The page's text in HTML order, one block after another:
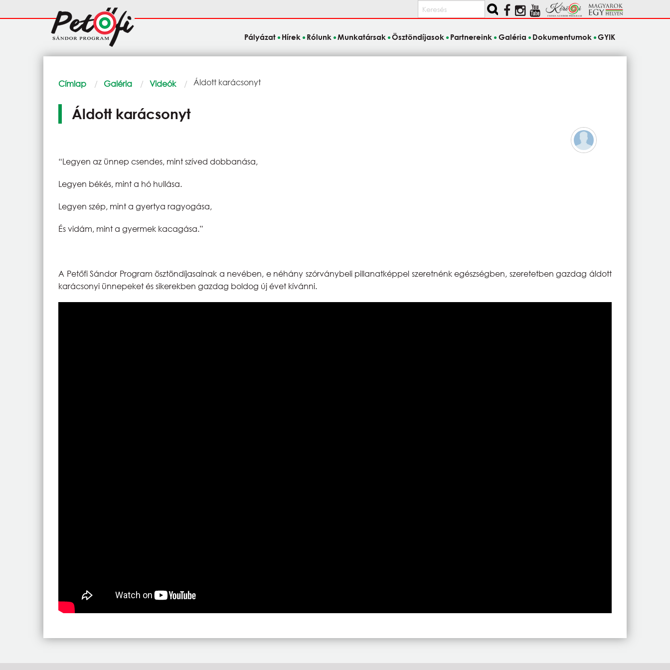
Keresés
Fő
navigáció
Pályázat Hírek Rólunk Munkatársak Ösztöndíjasok Partnereink Galéria Dokumentumok GYIK
Morzsa
Címlap Galéria Videók Current:
Áldott karácsonyt
Áldott karácsonyt
“Legyen az ünnep csendes, mint szíved dobbanása,
Legyen békés, mint a hó hullása.
Legyen szép, mint a gyertya ragyogása,
És vidám, mint a gyermek kacagása.”
A Petőfi Sándor Program ösztöndíjasainak a nevében, e néhány szórványbeli pillanatképpel szeretnénk egészségben, szeretetben gazdag áldott
karácsonyi ünnepeket és sikerekben gazdag boldog új évet kívánni.